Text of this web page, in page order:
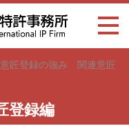
意匠登録の強み 関連意匠
登録編